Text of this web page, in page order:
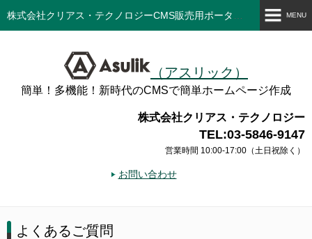
（アスリック）
簡単！多機能！新時代のCMSで簡単ホームページ作成
株式会社クリアス・テクノロジー
TEL:03-5846-9147
営業時間 10:00-17:00（土日祝除く）
お問い合わせ
MENU
よくあるご質問